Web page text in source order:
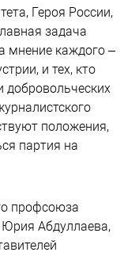
Героя России,
задача
мнение каждого –
и тех, кто
добровольческих
положения,
партия на
профсоюза
Юрия Абдуллаева,